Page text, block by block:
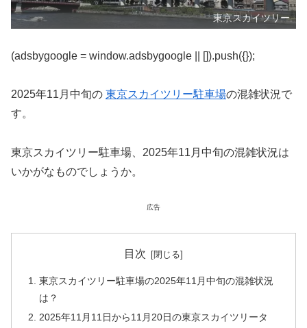
東京スカイツリー
(adsbygoogle = window.adsbygoogle || []).push({});
2025年11月中旬の 東京スカイツリー駐車場の混雑状況で
す。
東京スカイツリー駐車場、2025年11月中旬の混雑状況は
いかがなものでしょうか。
広告
目次
東京スカイツリー駐車場の2025年11月中旬の混雑状況
は？
2025年11月11日から11月20日の東京スカイツリータ